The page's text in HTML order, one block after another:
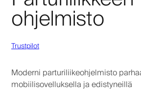
ohjelmisto
Trustpilot
Moderni parturiliikeohjelmisto
mobiilisovelluksella ja edistyneillä